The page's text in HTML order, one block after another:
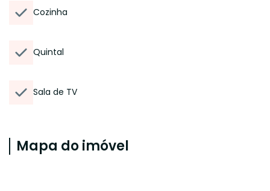
Cozinha
Quintal
Sala de TV
Mapa do imóvel